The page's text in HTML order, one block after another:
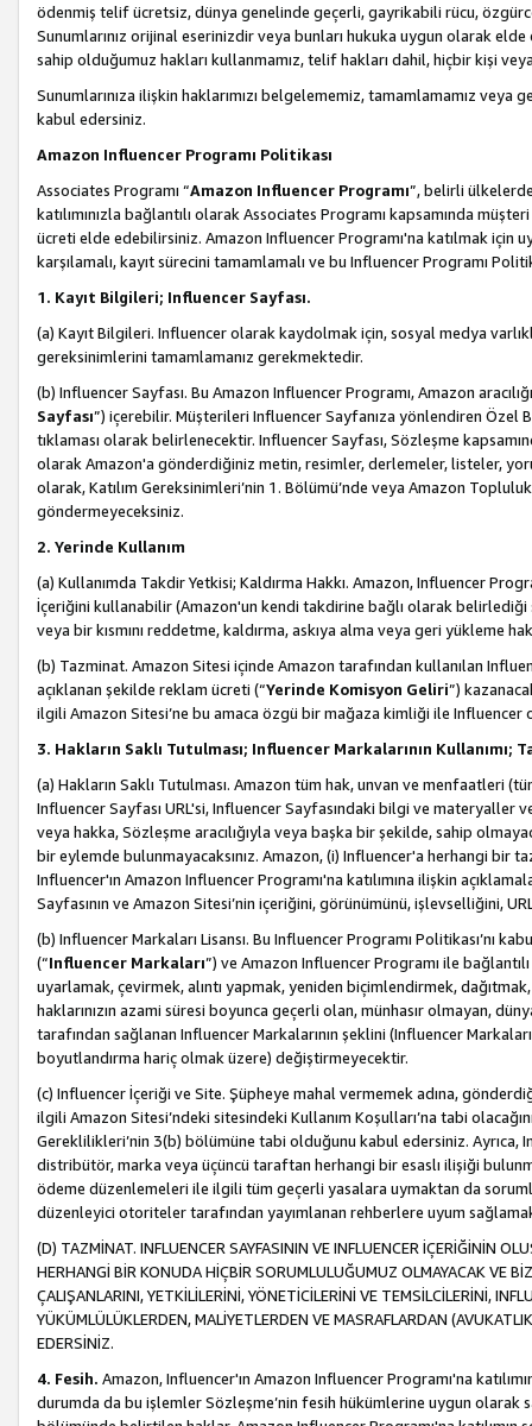
ödenmiş telif ücretsiz, dünya genelinde geçerli, gayrikabili rücu,
Sunumlarınız orijinal eserinizdir veya bunları hukuka uygun olarak
sahip olduğumuz hakları kullanmamız, telif hakları dahil, hiçbir kişi
Sunumlarınıza ilişkin haklarımızı belgelememiz, tamamlamamız
kabul edersiniz.
Amazon Influencer Programı Politikası
Associates Programı “Amazon Influencer Programı”, belirli
katılımınızla bağlantılı olarak Associates Programı kapsamında
ücreti elde edebilirsiniz. Amazon Influencer Programı'na katılmak için
karşılamalı, kayıt sürecini tamamlamalı ve bu Influencer Programı
1. Kayıt Bilgileri; Influencer Sayfası.
(a) Kayıt Bilgileri. Influencer olarak kaydolmak için, sosyal medya
gereksinimlerini tamamlamanız gerekmektedir.
(b) Influencer Sayfası. Bu Amazon Influencer Programı, Amazon
Sayfası”) içerebilir. Müşterileri Influencer Sayfanıza yönlendiren Özel
tıklaması olarak belirlenecektir. Influencer Sayfası, Sözleşme
olarak Amazon'a gönderdiğiniz metin, resimler, derlemeler, listeler,
olarak, Katılım Gereksinimleri’nin 1. Bölümü’nde veya Amazon
göndermeyeceksiniz.
2. Yerinde Kullanım
(a) Kullanımda Takdir Yetkisi; Kaldırma Hakkı. Amazon, Influencer
İçeriğini kullanabilir (Amazon'un kendi takdirine bağlı olarak belirlediği
veya bir kısmını reddetme, kaldırma, askıya alma veya geri yükleme
(b) Tazminat. Amazon Sitesi içinde Amazon tarafından kullanılan
açıklanan şekilde reklam ücreti (“Yerinde Komisyon Geliri”)
ilgili Amazon Sitesi’ne bu amaca özgü bir mağaza kimliği ile Influencer
3. Hakların Saklı Tutulması; Influencer Markalarının Kullanımı;
(a) Hakların Saklı Tutulması. Amazon tüm hak, unvan ve menfaatleri
Influencer Sayfası URL'si, Influencer Sayfasındaki bilgi ve materyaller
veya hakka, Sözleşme aracılığıyla veya başka bir şekilde, sahip
bir eylemde bulunmayacaksınız. Amazon, (i) Influencer'a herhangi bir
Influencer'ın Amazon Influencer Programı'na katılımına ilişkin
Sayfasının ve Amazon Sitesi’nin içeriğini, görünümünü, işlevselliğini,
(b) Influencer Markaları Lisansı. Bu Influencer Programı Politikası’nı
(“Influencer Markaları”) ve Amazon Influencer Programı ile
uyarlamak, çevirmek, alıntı yapmak, yeniden biçimlendirmek,
haklarınızın azami süresi boyunca geçerli olan, münhasır olmayan,
tarafından sağlanan Influencer Markalarının şeklini (Influencer
boyutlandırma hariç olmak üzere) değiştirmeyecektir.
(c) Influencer İçeriği ve Site. Şüpheye mahal vermemek adına,
ilgili Amazon Sitesi’ndeki sitesindeki Kullanım Koşulları’na tabi
Gereklilikleri’nin 3(b) bölümüne tabi olduğunu kabul edersiniz. Ayrıca,
distribütör, marka veya üçüncü taraftan herhangi bir esaslı ilişiği
ödeme düzenlemeleri ile ilgili tüm geçerli yasalara uymaktan da
düzenleyici otoriteler tarafından yayımlanan rehberlere uyum
(D) TAZMİNAT. INFLUENCER SAYFASININ VE INFLUENCER İÇERİĞİNİN
HERHANGİ BİR KONUDA HİÇBİR SORUMLULUĞUMUZ OLMAYACAK VE
ÇALIŞANLARINI, YETKİLİLERİNİ, YÖNETİCİLERİNİ VE TEMSİLCİLERİNİ,
YÜKÜMLÜLÜKLERDEN, MALİYETLERDEN VE MASRAFLARDAN
EDERSİNİZ.
4. Fesih. Amazon, Influencer'ın Amazon Influencer Programı'na
durumda da bu işlemler Sözleşme’nin fesih hükümlerine uygun olarak